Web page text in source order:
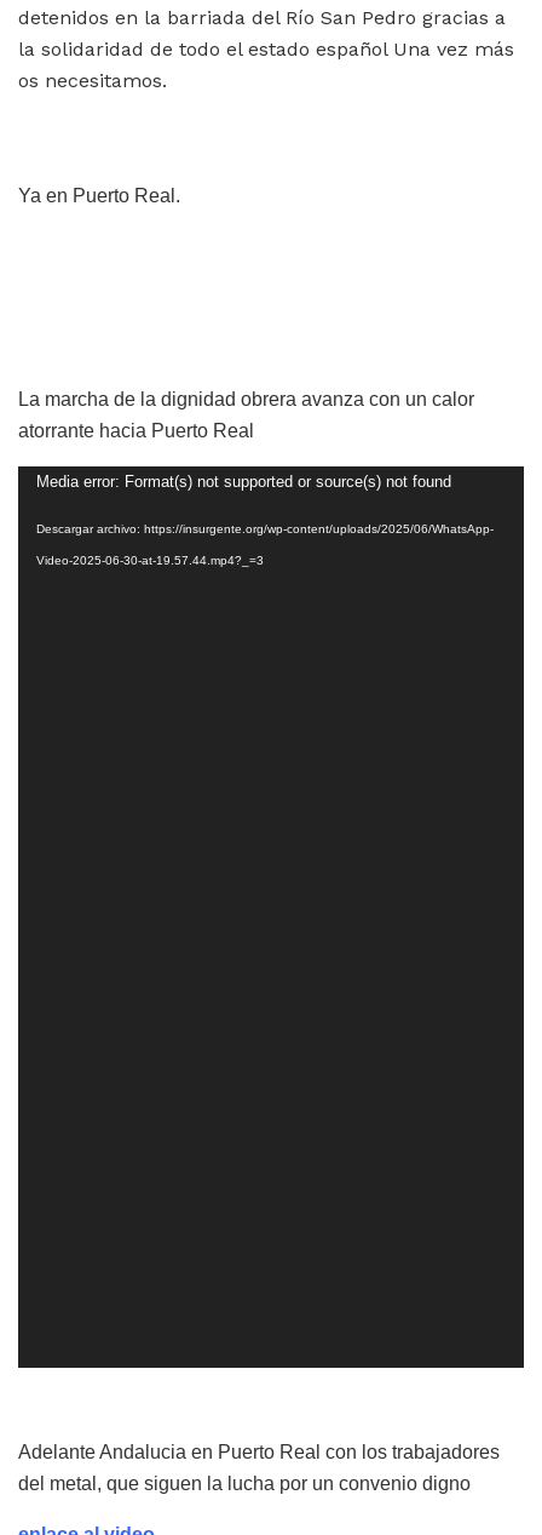
detenidos en la barriada del Río San Pedro gracias a
la solidaridad de todo el estado español Una vez más
os necesitamos.
Ya en Puerto Real.
La marcha de la dignidad obrera avanza con un calor
atorrante hacia Puerto Real
Reproductor
Media error: Format(s) not supported or source(s) not found
Descargar archivo: https://insurgente.org/wp-content/uploads/2025/06/WhatsApp-
Video-2025-06-30-at-19.57.44.mp4?_=3
Adelante Andalucia en Puerto Real con los trabajadores
del metal, que siguen la lucha por un convenio digno